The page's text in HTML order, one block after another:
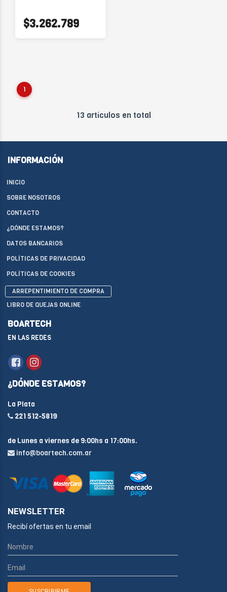
$3.262.789
1
13 artículos en total
INFORMACIÓN
INICIO
SOBRE NOSOTROS
CONTACTO
¿DÓNDE ESTAMOS?
DATOS BANCARIOS
POLÍTICAS DE PRIVACIDAD
POLÍTICAS DE COOKIES
ARREPENTIMIENTO DE COMPRA
LIBRO DE QUEJAS ONLINE
BOARTECH
EN LAS REDES
¿DÓNDE ESTAMOS?
La Plata
221 512-5819
de Lunes a viernes de 9:00hs a 17:00hs.
info@boartech.com.ar
NEWSLETTER
Recibí ofertas en tu email